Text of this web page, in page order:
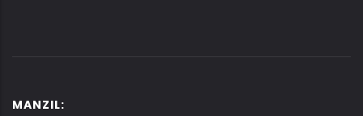
MANZIL: